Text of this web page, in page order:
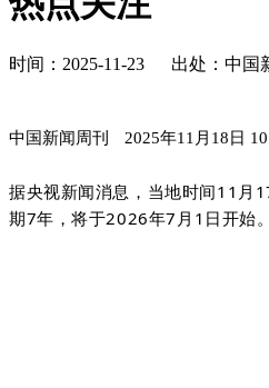
时间：2025-11-23 出处：中
中国新闻周刊 2025年11月18日
据央视新闻消息，当地时间11月
期7年，将于2026年7月1日开始。